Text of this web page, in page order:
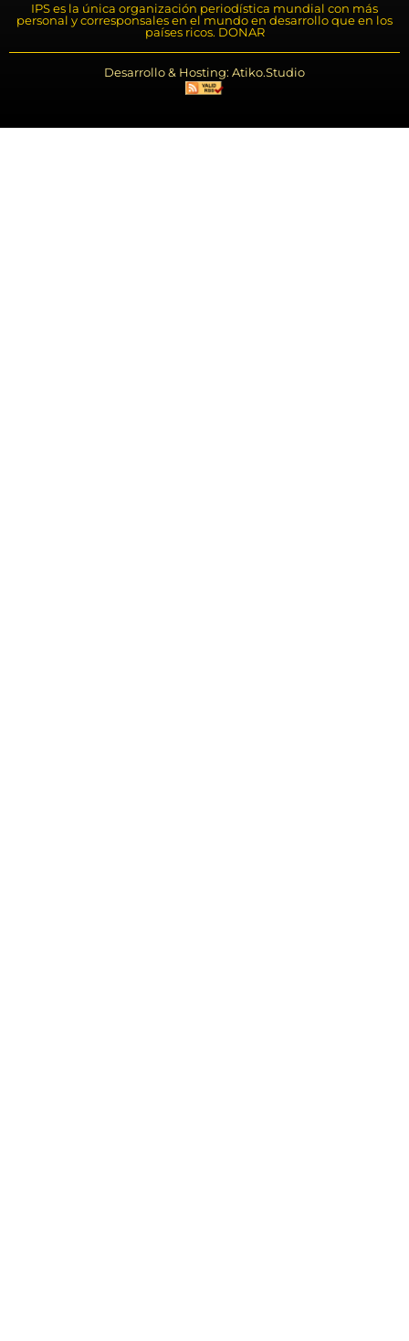
IPS es la única organización periodística mundial con más
personal y corresponsales en el mundo en desarrollo que en los
países ricos. DONAR
Desarrollo & Hosting: Atiko.Studio